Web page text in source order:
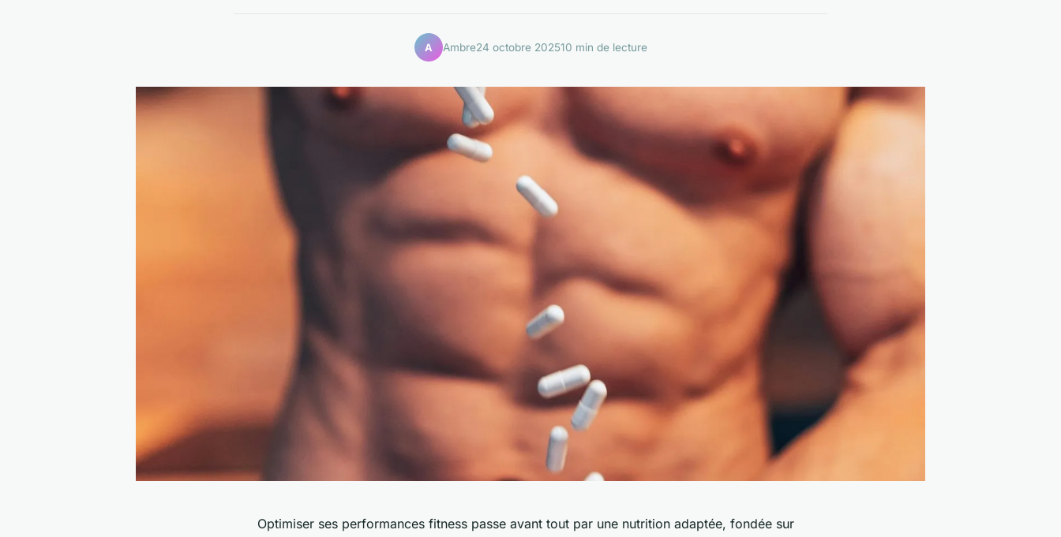
A Ambre24 octobre 202510 min de lecture
Optimiser ses performances fitness passe avant tout par une nutrition adaptée, fondée sur